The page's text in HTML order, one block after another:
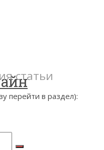
статьи
перейти в раздел):